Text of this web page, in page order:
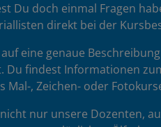
Du doch einmal Fragen
direkt bei der
eine genaue
Du findest Informationen
Mal-, Zeichen- oder
nur unsere Dozenten,